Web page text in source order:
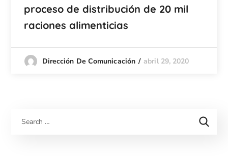
proceso de distribución de 20 mil
raciones alimenticias
Dirección De Comunicación abril 29, 2020